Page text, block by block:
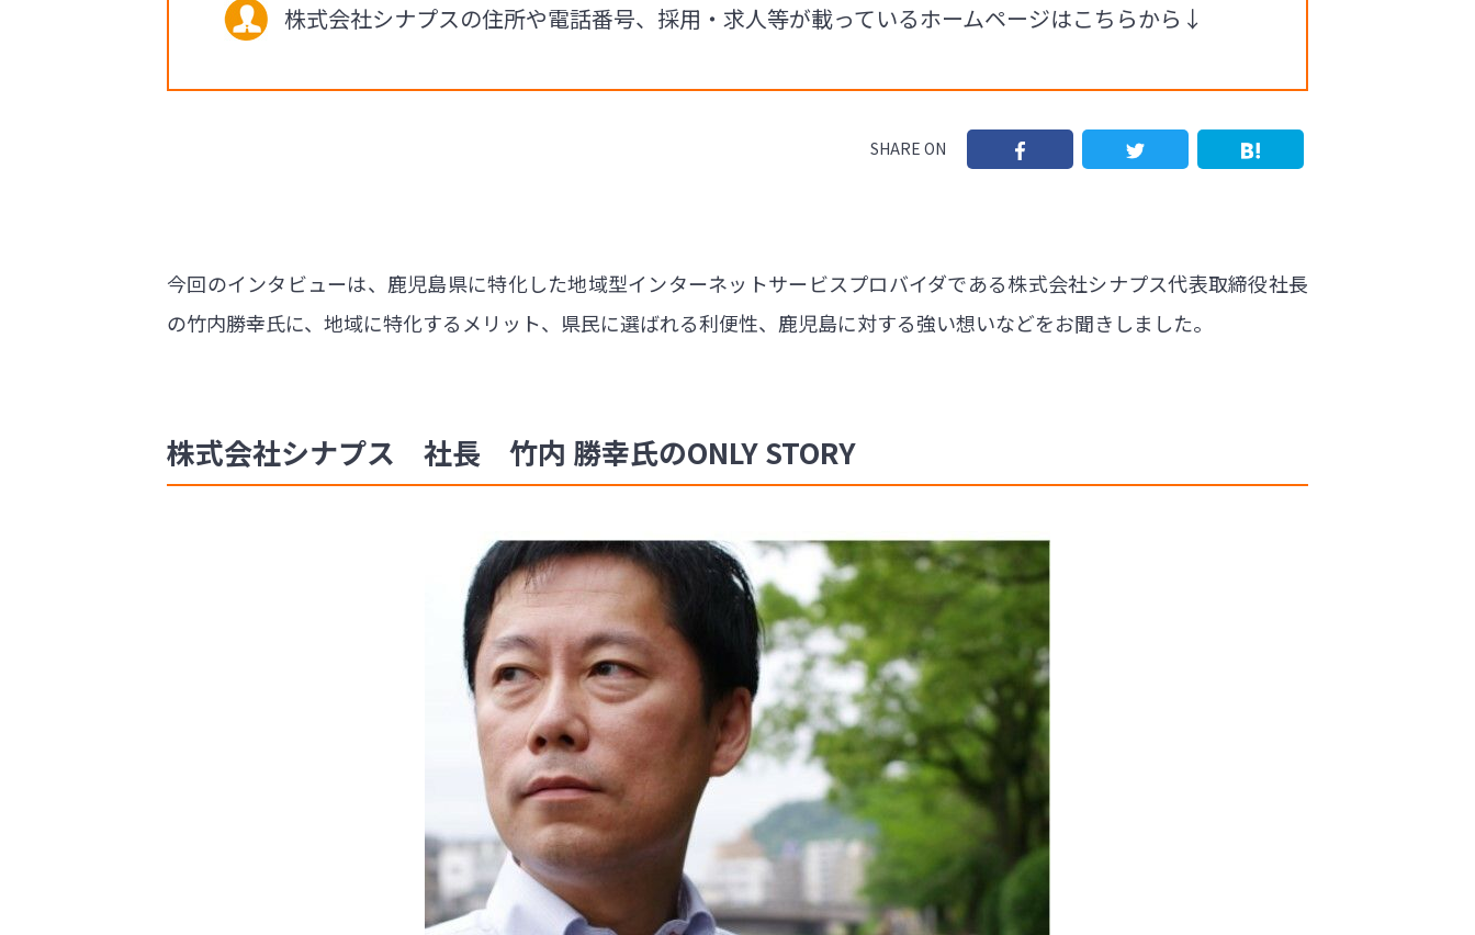
株式会社シナプスの住所や電話番号、採用・求人等が載っているホームページはこちらから↓
SHARE ON
今回のインタビューは、鹿児島県に特化した地域型インターネットサービスプロバイダである株式会社シナプス代表取締役社長
の竹内勝幸氏に、地域に特化するメリット、県民に選ばれる利便性、鹿児島に対する強い想いなどをお聞きしました。
株式会社シナプス 社長 竹内 勝幸氏のONLY STORY